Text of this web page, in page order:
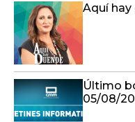
Aquí
Último
05/08/